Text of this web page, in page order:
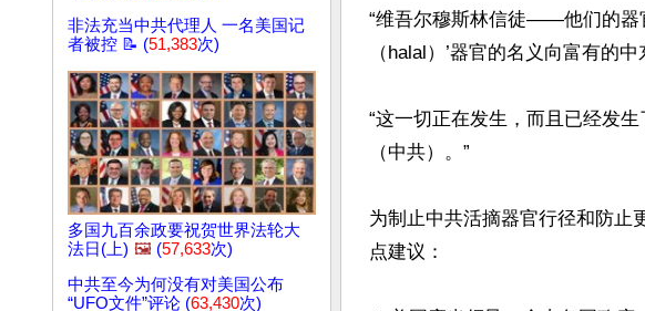
非法充当中共代理人 一名美国记
者被控 📝 (51,383次)
多国九百余政要祝贺世界法轮大
法日(上) 🖼️ (57,633次)
中共至今为何没有对美国公布
“UFO文件”评论 (63,430次)
“维吾尔穆斯林信徒——他们的器
（halal）’器官的名义向富有的
“这一切正在发生，而且已经发
（中共）。”
为制止中共活摘器官行径和防止
点建议：